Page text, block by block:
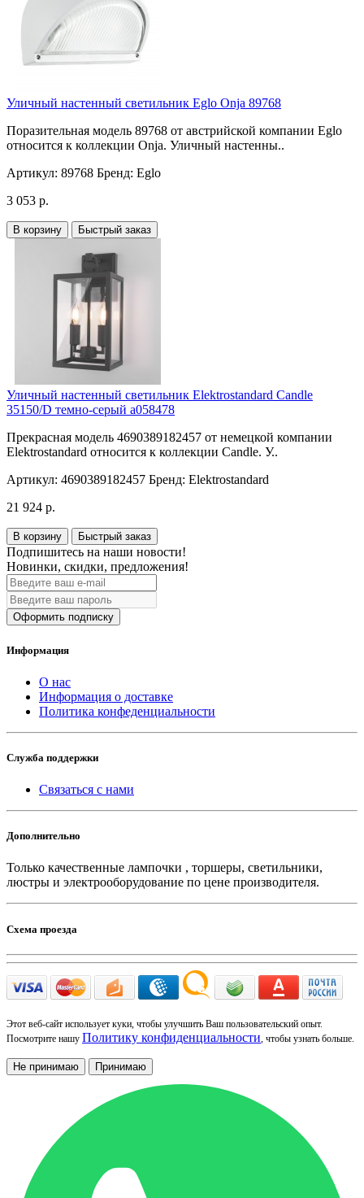
Уличный настенный светильник Eglo Onja 89768
Поразительная модель 89768 от австрийской компании Eglo
относится к коллекции Onja. Уличный настенны..
Артикул: 89768 Бренд: Eglo
3 053 р.
В корзину Быстрый заказ
Уличный настенный светильник Elektrostandard Candle
35150/D темно-серый a058478
Прекрасная модель 4690389182457 от немецкой компании
Elektrostandard относится к коллекции Candle. У..
Артикул: 4690389182457 Бренд: Elektrostandard
21 924 р.
В корзину Быстрый заказ
Подпишитесь на наши новости!
Новинки, скидки, предложения!
Оформить подписку
Информация
О нас
Информация о доставке
Политика конфеденциальности
Служба поддержки
Связаться с нами
Дополнительно
Только качественные лампочки , торшеры, светильники,
люстры и электрооборудование по цене производителя.
Схема проезда
Этот веб-сайт использует куки, чтобы улучшить Ваш пользовательский опыт.
Посмотрите нашу Политику конфиденциальности, чтобы узнать больше.
Не принимаю Принимаю